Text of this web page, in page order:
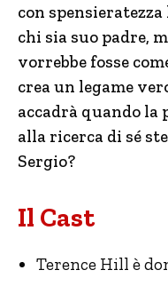
con
chi sia suo padre,
vorrebbe fosse
crea un legame
accadrà quando la
alla ricerca di sé
Sergio?
Il Cast
Terence Hill è